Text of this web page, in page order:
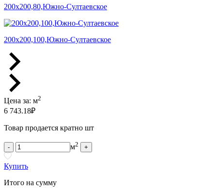
200х200,80,Южно-Султаевское
200х200,100,Южно-Султаевское
Цена за: м2
6 743.18₽
Товар продается кратно шт
- м2 +
Купить
Итого на сумму